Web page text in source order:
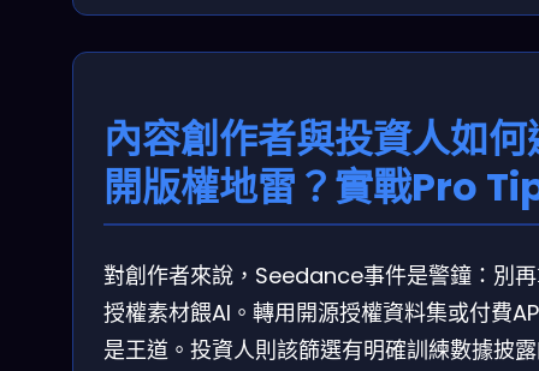
內容創作者與投資人如何
開版權地雷？實戰Pro
對創作者來說，Seedance事件是警鐘：別
授權素材餵AI。轉用開源授權資料集或付費
是王道。投資人則該篩選有明確訓練數據披